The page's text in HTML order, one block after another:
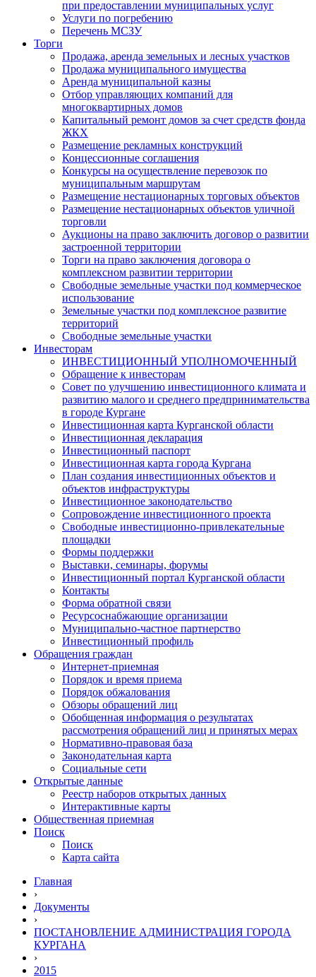
при предоставлении муниципальных услуг
Услуги по погребению
Перечень МСЗУ
Торги
Продажа, аренда земельных и лесных участков
Продажа муниципального имущества
Аренда муниципальной казны
Отбор управляющих компаний для
многоквартирных домов
Капитальный ремонт домов за счет средств фонда
ЖКХ
Размещение рекламных конструкций
Концессионные соглашения
Конкурсы на осуществление перевозок по
муниципальным маршрутам
Размещение нестационарных торговых объектов
Размещение нестационарных объектов уличной
торговли
Аукционы на право заключить договор о развитии
застроенной территории
Торги на право заключения договора о
комплексном развитии территории
Свободные земельные участки под коммерческое
использование
Земельные участки под комплексное развитие
территорий
Свободные земельные участки
Инвесторам
ИНВЕСТИЦИОННЫЙ УПОЛНОМОЧЕННЫЙ
Обращение к инвесторам
Совет по улучшению инвестиционного климата и
развитию малого и среднего предпринимательства
в городе Кургане
Инвестиционная карта Курганской области
Инвестиционная декларация
Инвестиционный паспорт
Инвестиционная карта города Кургана
План создания инвестиционных объектов и
объектов инфраструктуры
Инвестиционное законодательство
Сопровождение инвестиционного проекта
Свободные инвестиционно-привлекательные
площадки
Формы поддержки
Выставки, семинары, форумы
Инвестиционный портал Курганской области
Контакты
Форма обратной связи
Ресурсоснабжающие организации
Муниципально-частное партнерство
Инвестиционный профиль
Обращения граждан
Интернет-приемная
Порядок и время приема
Порядок обжалования
Обзоры обращений лиц
Обобщенная информация о результатах
рассмотрения обращений лиц и принятых мерах
Нормативно-правовая база
Законодательная карта
Социальные сети
Открытые данные
Реестр наборов открытых данных
Интерактивные карты
Общественная приемная
Поиск
Поиск
Карта сайта
Главная
›
Документы
›
ПОСТАНОВЛЕНИЕ АДМИНИСТРАЦИЯ ГОРОДА
КУРГАНА
›
2015